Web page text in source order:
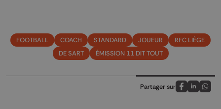
FOOTBALL COACH STANDARD JOUEUR
RFC LIÈGE
DE SART
ÉMISSION 11 DIT TOUT
Partager sur
Partagez sur
Partagez